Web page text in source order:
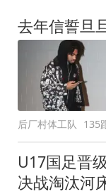
去年信誓旦
后厂村体工队 135
U17国足晋
决战淘汰河